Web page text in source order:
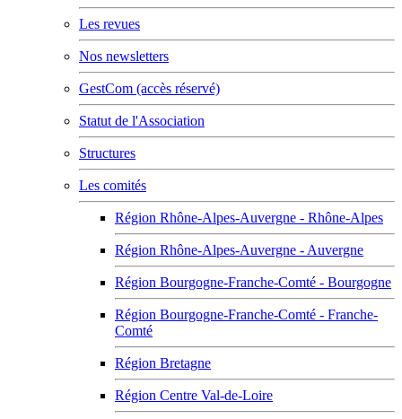
Les revues
Nos newsletters
GestCom (accès réservé)
Statut de l'Association
Structures
Les comités
Région Rhône-Alpes-Auvergne - Rhône-Alpes
Région Rhône-Alpes-Auvergne - Auvergne
Région Bourgogne-Franche-Comté - Bourgogne
Région Bourgogne-Franche-Comté - Franche-
Comté
Région Bretagne
Région Centre Val-de-Loire